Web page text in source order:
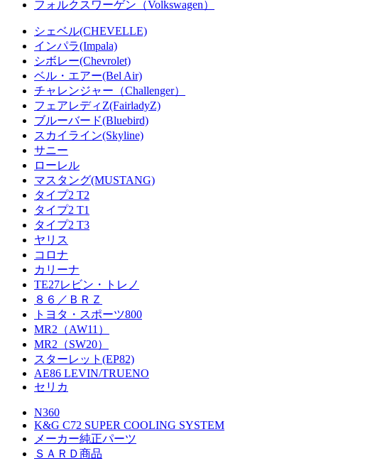
フォルクスワーゲン（Volkswagen）
シェベル(CHEVELLE)
インパラ(Impala)
シボレー(Chevrolet)
ベル・エアー(Bel Air)
チャレンジャー（Challenger）
フェアレディZ(FairladyZ)
ブルーバード(Bluebird)
スカイライン(Skyline)
サニー
ローレル
マスタング(MUSTANG)
タイプ2 T2
タイプ2 T1
タイプ2 T3
ヤリス
コロナ
カリーナ
TE27レビン・トレノ
８６／ＢＲＺ
トヨタ・スポーツ800
MR2（AW11）
MR2（SW20）
スターレット(EP82)
AE86 LEVIN/TRUENO
セリカ
N360
K&G C72 SUPER COOLING SYSTEM
メーカー純正パーツ
ＳＡＲＤ商品